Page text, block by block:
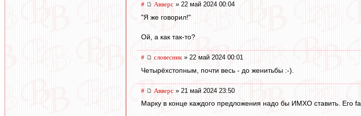
# Авверс » 22 май 2024 00:04
"Я же говорил!"
Ой, а как так-то?
# словесник » 22 май 2024 00:01
Четырёхстопным, почти весь - до женитьбы :-).
# Авверс » 21 май 2024 23:50
Марку в конце каждого предложения надо бы ИМХО ставить. Его